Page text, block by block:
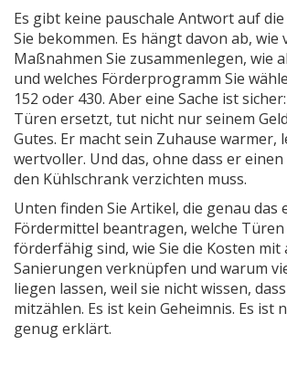
Es gibt keine pauschale Antwort auf die
Sie bekommen. Es hängt davon ab, wie
Maßnahmen Sie zusammenlegen, wie
und welches Förderprogramm Sie
152 oder 430. Aber eine Sache ist
Türen ersetzt, tut nicht nur seinem
Gutes. Er macht sein Zuhause warmer,
wertvoller. Und das, ohne dass er
den Kühlschrank verzichten muss.
Unten finden Sie Artikel, die genau das
Fördermittel beantragen, welche
förderfähig sind, wie Sie die Kosten mit
Sanierungen verknüpfen und warum
liegen lassen, weil sie nicht wissen,
mitzählen. Es ist kein Geheimnis. Es ist
genug erklärt.